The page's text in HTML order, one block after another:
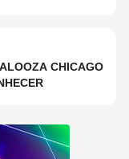
CHICAGO